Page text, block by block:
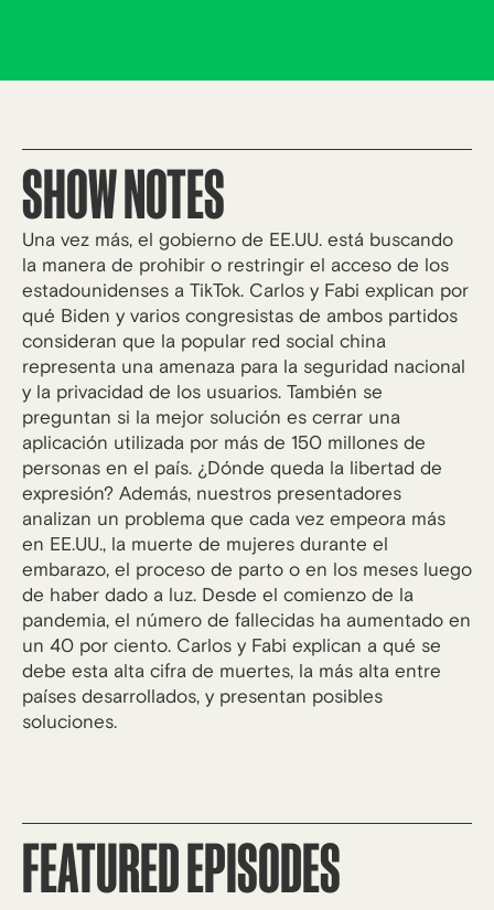
SHOW NOTES
Una vez más, el gobierno de EE.UU. está buscando
la manera de prohibir o restringir el acceso de los
estadounidenses a TikTok. Carlos y Fabi explican por
qué Biden y varios congresistas de ambos partidos
consideran que la popular red social china
representa una amenaza para la seguridad nacional
y la privacidad de los usuarios. También se
preguntan si la mejor solución es cerrar una
aplicación utilizada por más de 150 millones de
personas en el país. ¿Dónde queda la libertad de
expresión? Además, nuestros presentadores
analizan un problema que cada vez empeora más
en EE.UU., la muerte de mujeres durante el
embarazo, el proceso de parto o en los meses luego
de haber dado a luz. Desde el comienzo de la
pandemia, el número de fallecidas ha aumentado en
un 40 por ciento. Carlos y Fabi explican a qué se
debe esta alta cifra de muertes, la más alta entre
países desarrollados, y presentan posibles
soluciones.
FEATURED EPISODES